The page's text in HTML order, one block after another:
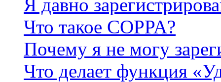
Я давно
Что такое COPPA?
Почему я не могу
Что делает функция